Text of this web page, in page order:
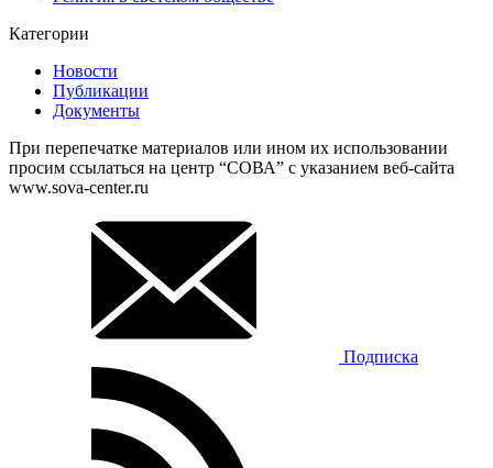
Категории
Новости
Публикации
Документы
При перепечатке материалов или ином их использовании
просим ссылаться на центр “СОВА” с указанием веб-сайта
www.sova-center.ru
Подписка